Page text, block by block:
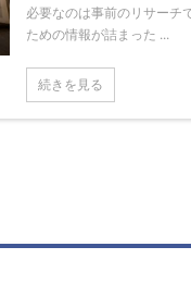
必要なのは事前のリサーチ
ための情報が詰まった ...
続きを見る